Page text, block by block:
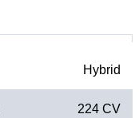
Hybrid
224 CV